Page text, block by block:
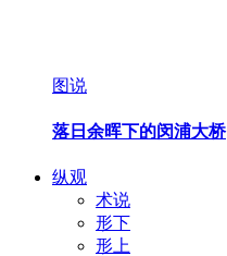
图说
落日余晖下的闵浦大桥
纵观
术说
形下
形上